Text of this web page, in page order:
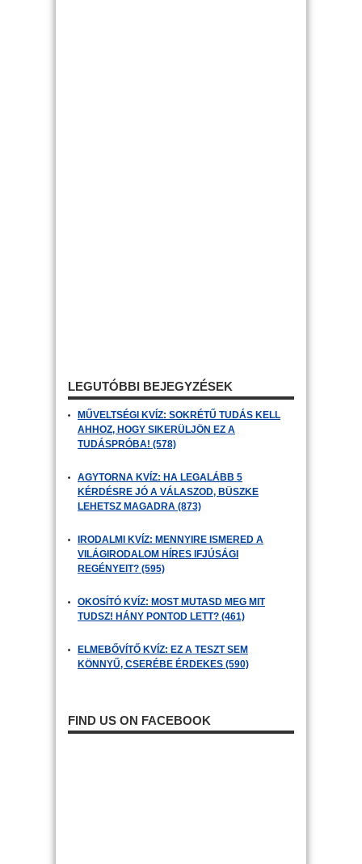
LEGUTÓBBI BEJEGYZÉSEK
MŰVELTSÉGI KVÍZ: SOKRÉTŰ TUDÁS KELL
AHHOZ, HOGY SIKERÜLJÖN EZ A
TUDÁSPRÓBA! (578)
AGYTORNA KVÍZ: HA LEGALÁBB 5
KÉRDÉSRE JÓ A VÁLASZOD, BÜSZKE
LEHETSZ MAGADRA (873)
IRODALMI KVÍZ: MENNYIRE ISMERED A
VILÁGIRODALOM HÍRES IFJÚSÁGI
REGÉNYEIT? (595)
OKOSÍTÓ KVÍZ: MOST MUTASD MEG MIT
TUDSZ! HÁNY PONTOD LETT? (461)
ELMEBŐVÍTŐ KVÍZ: EZ A TESZT SEM
KÖNNYŰ, CSERÉBE ÉRDEKES (590)
FIND US ON FACEBOOK